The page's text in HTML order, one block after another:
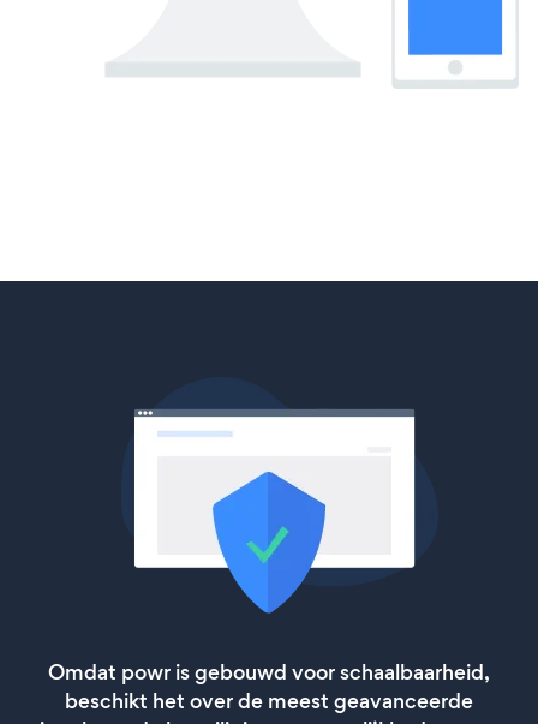
Omdat powr is gebouwd voor schaalbaarheid,
beschikt het over de meest geavanceerde